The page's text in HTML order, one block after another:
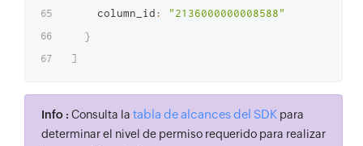
    column_id
:
"2136000000008588"
}
]
Info : Consulta la tabla de alcances del SDK para
determinar el nivel de permiso requerido para realizar